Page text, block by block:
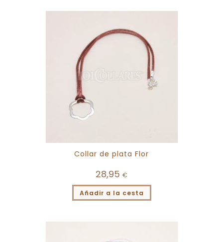
Collar de plata Flor
28,95 €
Añadir a la cesta